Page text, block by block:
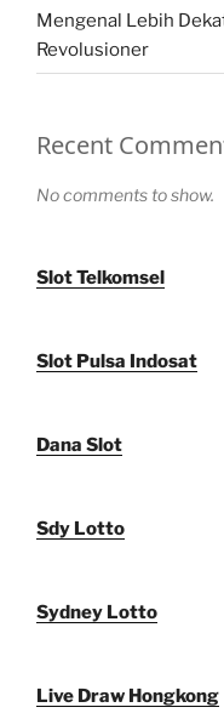
Mengenal Lebih
Revolusioner
Recent
No comments to show.
Slot Telkomsel
Slot Pulsa Indosat
Dana Slot
Sdy Lotto
Sydney Lotto
Live Draw Hongkong